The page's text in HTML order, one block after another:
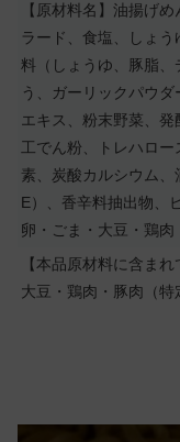
【原材料名】油揚げ
ラード、食塩、しょ
料（しょうゆ、豚脂、
う、ガーリックパウ
エキス、粉末野菜、
工でん粉、トレハロ
素、炭酸カルシウム
E）、香辛料抽出物、
卵・ごま・大豆・鶏肉
【本品原材料に含ま
大豆・鶏肉・豚肉（特